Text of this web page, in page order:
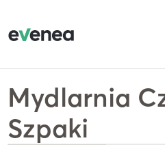
Mydlarnia
Szpaki